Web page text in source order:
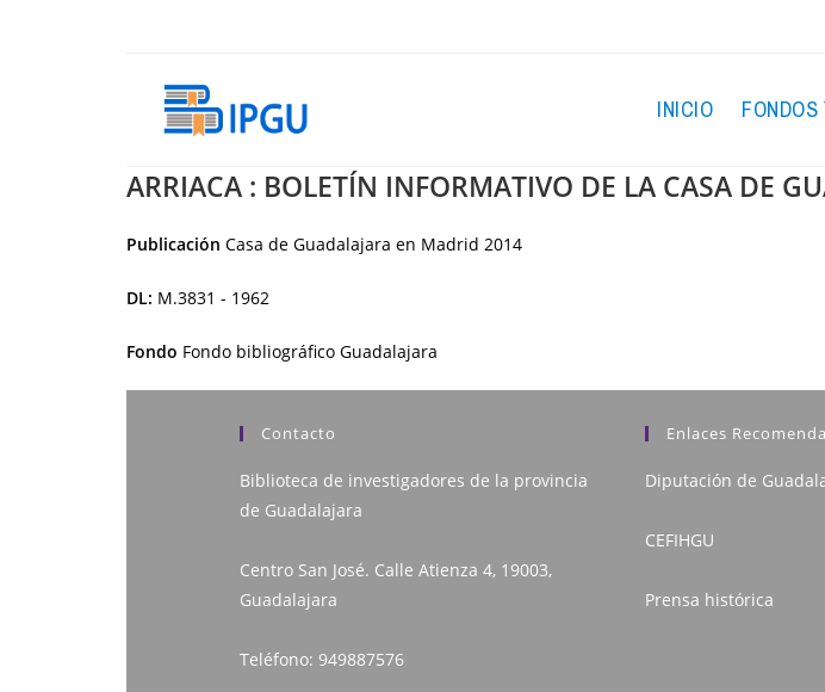
INICIO
ARRIACA : BOLETÍN INFORMATIVO DE LA CASA DE
Publicación Casa de Guadalajara en Madrid 2014
DL: M.3831 - 1962
Fondo Fondo bibliográfico Guadalajara
Contacto
Biblioteca de investigadores de la provincia
de Guadalajara
Centro San José. Calle Atienza 4, 19003,
Guadalajara
Teléfono: 949887576
Enlaces
Diputación de
CEFIHGU
Prensa histórica